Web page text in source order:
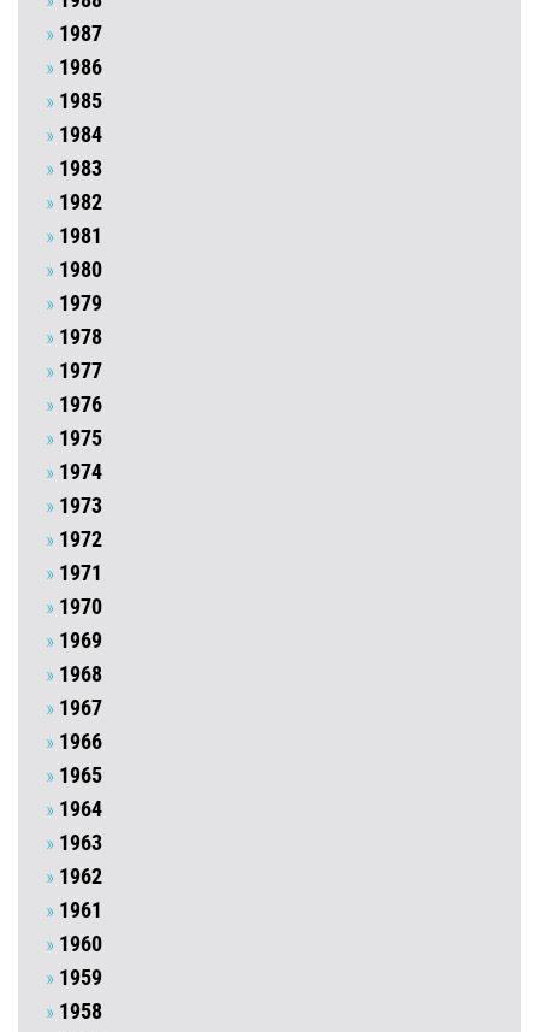
1987
1986
1985
1984
1983
1982
1981
1980
1979
1978
1977
1976
1975
1974
1973
1972
1971
1970
1969
1968
1967
1966
1965
1964
1963
1962
1961
1960
1959
1958